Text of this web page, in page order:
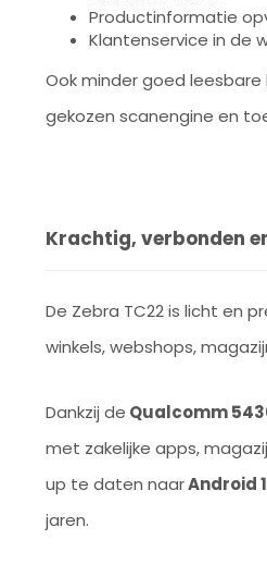
Productinformatie
Klantenservice in de
Ook minder goed leesbare
gekozen scanengine en
Krachtig, verbonden
De Zebra TC22 is licht en
winkels, webshops,
Dankzij de Qualcomm
met zakelijke apps,
up te daten naarAndroid
jaren.